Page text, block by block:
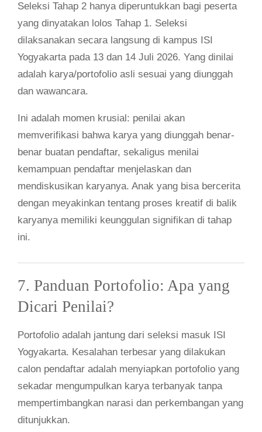
Seleksi Tahap 2 hanya diperuntukkan bagi peserta
yang dinyatakan lolos Tahap 1. Seleksi
dilaksanakan secara langsung di kampus ISI
Yogyakarta pada 13 dan 14 Juli 2026. Yang dinilai
adalah karya/portofolio asli sesuai yang diunggah
dan wawancara.
Ini adalah momen krusial: penilai akan
memverifikasi bahwa karya yang diunggah benar-
benar buatan pendaftar, sekaligus menilai
kemampuan pendaftar menjelaskan dan
mendiskusikan karyanya. Anak yang bisa bercerita
dengan meyakinkan tentang proses kreatif di balik
karyanya memiliki keunggulan signifikan di tahap
ini.
7. Panduan Portofolio: Apa yang
Dicari Penilai?
Portofolio adalah jantung dari seleksi masuk ISI
Yogyakarta. Kesalahan terbesar yang dilakukan
calon pendaftar adalah menyiapkan portofolio yang
sekadar mengumpulkan karya terbanyak tanpa
mempertimbangkan narasi dan perkembangan yang
ditunjukkan.